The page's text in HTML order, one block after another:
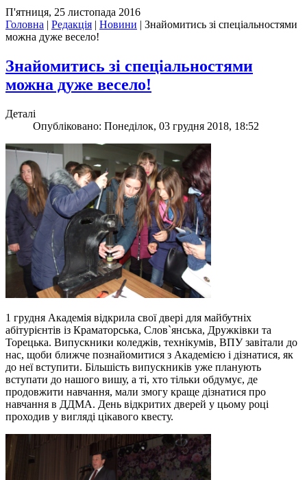
П'ятниця, 25 листопада 2016
Головна | Редакція | Новини | Знайомитись зі спеціальностями
можна дуже весело!
Знайомитись зі спеціальностями
можна дуже весело!
Деталі
Опубліковано: Понеділок, 03 грудня 2018, 18:52
1 грудня Академія відкрила свої двері для майбутніх
абітурієнтів із Краматорська, Слов`янська, Дружківки та
Торецька. Випускники коледжів, технікумів, ВПУ завітали до
нас, щоби ближче познайомитися з Академією і дізнатися, як
до неї вступити. Більшість випускників уже планують
вступати до нашого вишу, а ті, хто тільки обдумує, де
продовжити навчання, мали змогу краще дізнатися про
навчання в ДДМА. День відкритих дверей у цьому році
проходив у вигляді цікавого квесту.